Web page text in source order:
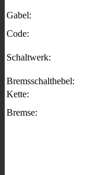
Gabel:
Code:
Schaltwerk:
Bremsschalthebel:
Kette:
Bremse: